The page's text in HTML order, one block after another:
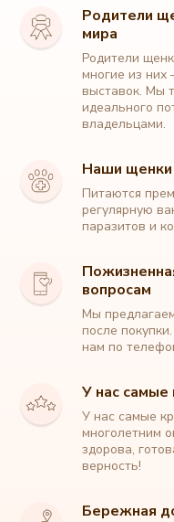
Родители
мира
Родители
многие из
выставок. Мы
идеального
владельцами.
Наши щенки
Питаются
регулярную
паразитов и
вопросам
Мы
после
нам по
У нас самые
У нас самые
многолетним
здорова,
верность!
Бережная